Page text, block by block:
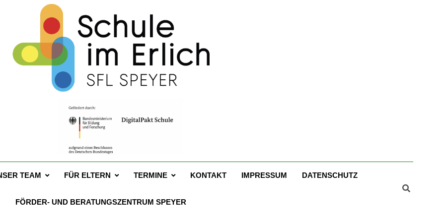
Schule Im Erlich Speyer
TEAM FÜR ELTERN TERMINE KONTAKT IMPRESSUM DATENSCHUTZ
FÖRDER- UND BERATUNGSZENTRUM SPEYER